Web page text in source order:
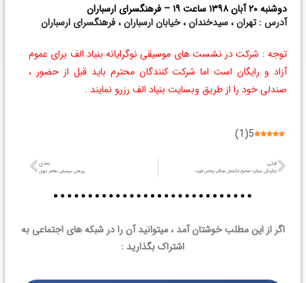
دوشنبه ۲۰ آبان ۱۳۹۸ ساعت ۱۹ – فرهنگسرای ارسباران
آدرس : تهران ، سیدخندان ، خیابان ارسباران ، فرهنگسرای ارسباران
توجه : شرکت در نشست های موسیقی نوگرایانه بنیاد الف برای عموم
آزاد و رایگان است اما شرکت کنندگان محترم باید قبل از حضور ،
صندلی خود را از طریق وبسایت بنیاد الف رزرو نمایند .
5
(
1
)
قبلی
چگونگی عملکرد صحیح انگشتان هنگام نواختن فلوت
بعدی
روزهای موسیقی معاصر تهران
اگر از این مطلب خوشتان آمد ، میتوانید آن را در شبکه های اجتماعی به
اشتراک بگذارید :